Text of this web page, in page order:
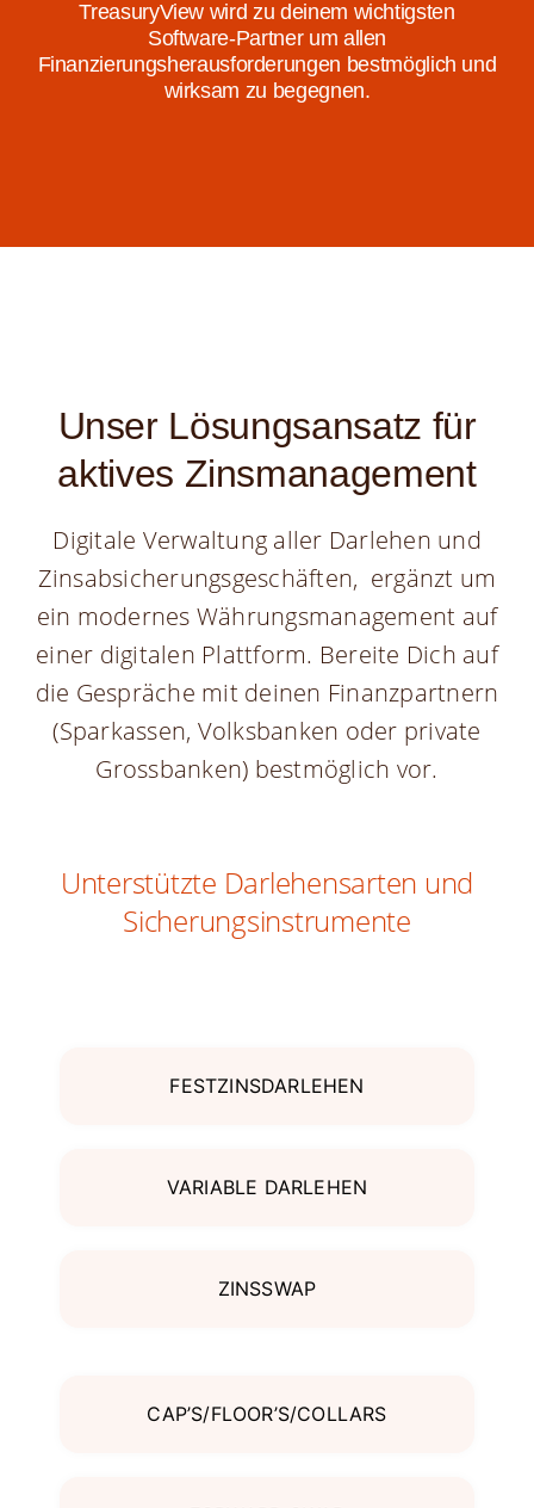
TreasuryView wird zu deinem wichtigsten
Software-Partner um allen
Finanzierungsherausforderungen bestmöglich und
wirksam zu begegnen.
Unser Lösungsansatz für
aktives Zinsmanagement
Digitale Verwaltung aller Darlehen und
Zinsabsicherungsgeschäften, ergänzt um
ein modernes Währungsmanagement auf
einer digitalen Plattform. Bereite Dich auf
die Gespräche mit deinen Finanzpartnern
(Sparkassen, Volksbanken oder private
Grossbanken) bestmöglich vor.
Unterstützte Darlehensarten und
Sicherungsinstrumente
FESTZINSDARLEHEN
VARIABLE DARLEHEN
ZINSSWAP
CAP’S/FLOOR’S/COLLARS